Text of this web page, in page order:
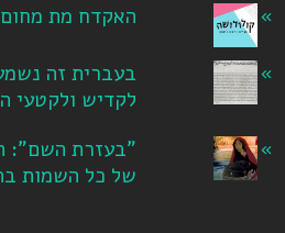
האקדח מת מחום
בעברית זה
לקדיש ולקטעי
"בעזרת השם":
של כל השמות